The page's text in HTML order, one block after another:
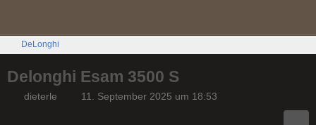
DeLonghi
Delonghi Esam 3500 S
dieterle 11. September 2025 um 18:53